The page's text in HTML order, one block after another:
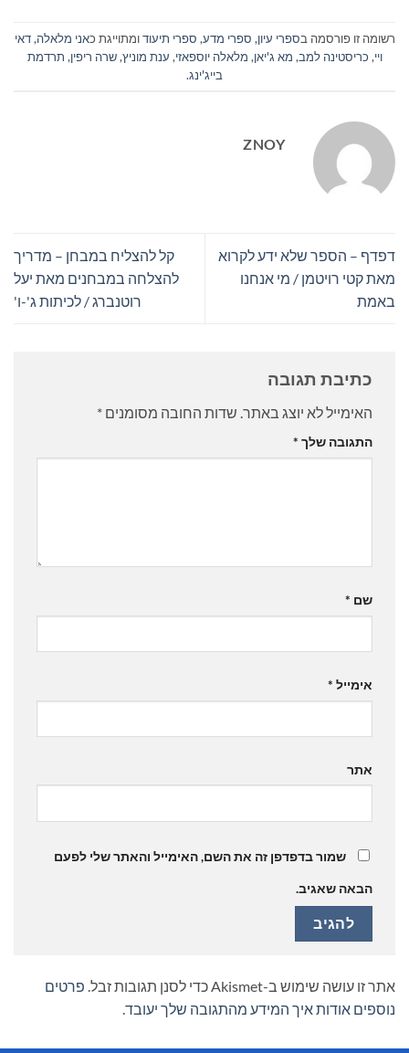
רשומה זו פורסמה בספרי עיון, ספרי מדע, ספרי תיעודומתוייגת כאני מלאלה,דאי
ויי, כריסטינה למב, מא ג'יאן, מלאלה יוספאזי, ענת מוניץ,שרה ריפין, תרדמת
בייג'ינג.
ZNOY
דפדף – הספר שלא ידע לקרוא
מאת קטי רויטמן / מי אנחנו
באמת
קל להצליח במבחן – מדריך
להצלחה במבחנים מאת יעל
רוטנברג / לכיתות ג'-ו'
כתיבת תגובה
האימייל לא יוצג באתר. שדות החובה מסומנים *
התגובה שלך *
שם *
אימייל *
אתר
שמור בדפדפן זה את השם, האימייל והאתר שלי לפעם
הבאה שאגיב.
אתר זו עושה שימוש ב-Akismet כדי לסנן תגובות זבל.
פרטים
נוספים אודות איך המידע מהתגובה שלך יעובד.